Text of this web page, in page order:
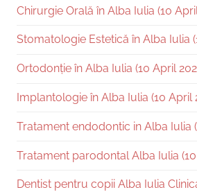
Chirurgie Orală în Alba Iulia (10
Stomatologie Estetică în Alba Iulia
Ortodonție în Alba Iulia (10 April
Implantologie în Alba Iulia (10 April
Tratament endodontic in Alba Iulia
Tratament parodontal Alba Iulia
Dentist pentru copii Alba Iulia